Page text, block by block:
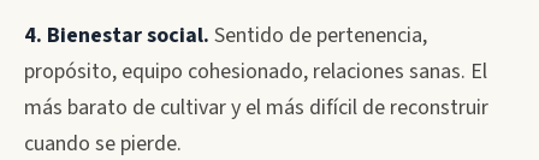
4. Bienestar social. Sentido de pertenencia,
propósito, equipo cohesionado, relaciones sanas. El
más barato de cultivar y el más difícil de reconstruir
cuando se pierde.